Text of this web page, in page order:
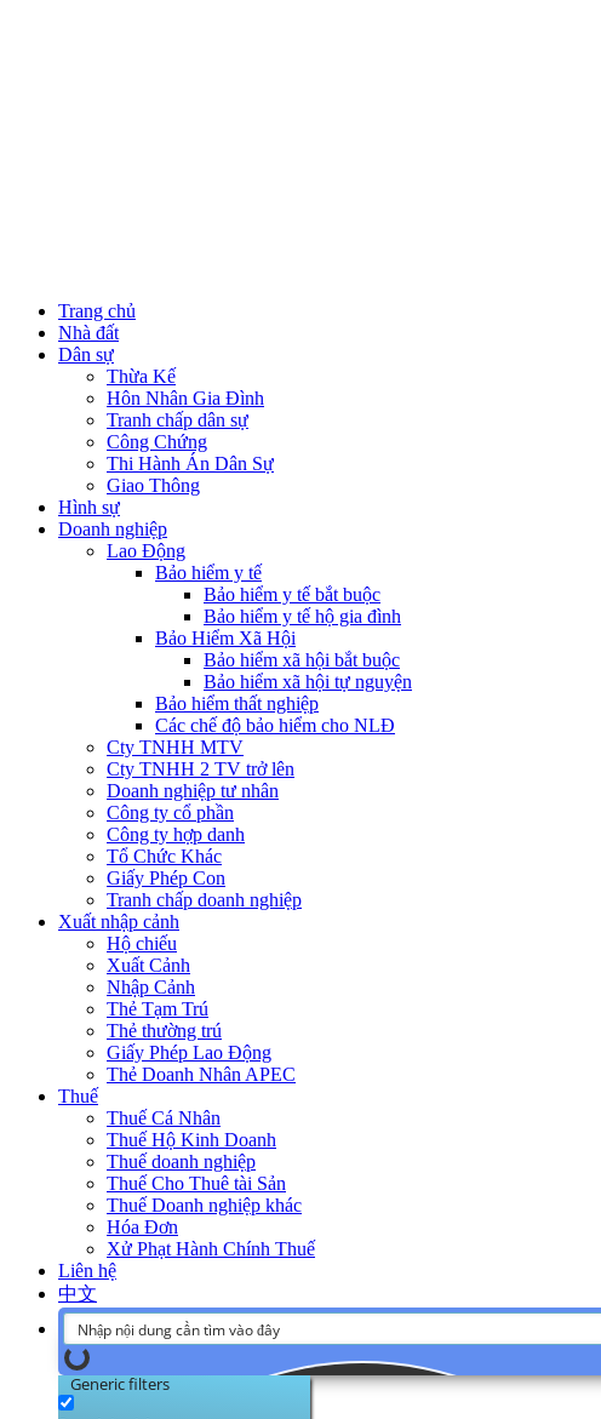
Trang chủ
Nhà đất
Dân sự
Thừa Kế
Hôn Nhân Gia Đình
Tranh chấp dân sự
Công Chứng
Thi Hành Án Dân Sự
Giao Thông
Hình sự
Doanh nghiệp
Lao Động
Bảo hiểm y tế
Bảo hiểm y tế bắt buộc
Bảo hiểm y tế hộ gia đình
Bảo Hiểm Xã Hội
Bảo hiểm xã hội bắt buộc
Bảo hiểm xã hội tự nguyện
Bảo hiểm thất nghiệp
Các chế độ bảo hiểm cho NLĐ
Cty TNHH MTV
Cty TNHH 2 TV trở lên
Doanh nghiệp tư nhân
Công ty cổ phần
Công ty hợp danh
Tổ Chức Khác
Giấy Phép Con
Tranh chấp doanh nghiệp
Xuất nhập cảnh
Hộ chiếu
Xuất Cảnh
Nhập Cảnh
Thẻ Tạm Trú
Thẻ thường trú
Giấy Phép Lao Động
Thẻ Doanh Nhân APEC
Thuế
Thuế Cá Nhân
Thuế Hộ Kinh Doanh
Thuế doanh nghiệp
Thuế Cho Thuê tài Sản
Thuế Doanh nghiệp khác
Hóa Đơn
Xử Phạt Hành Chính Thuế
Liên hệ
中文
Generic filters